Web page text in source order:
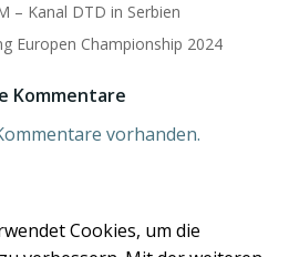
– Kanal DTD in Serbien
Europen Championship 2024
Kommentare
vorhanden.
Cookies, um die